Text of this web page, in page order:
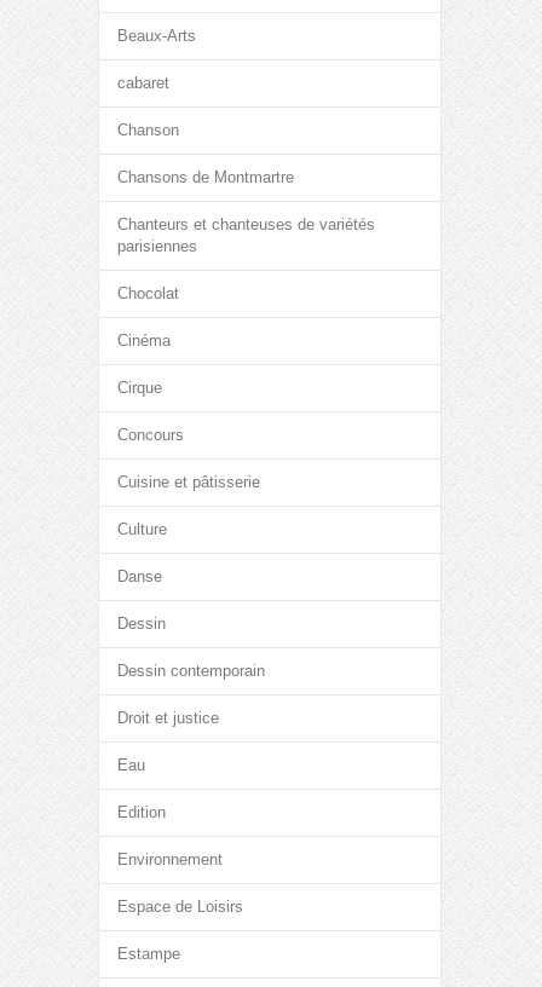
Beaux-Arts
cabaret
Chanson
Chansons de Montmartre
Chanteurs et chanteuses de variétés
parisiennes
Chocolat
Cinéma
Cirque
Concours
Cuisine et pâtisserie
Culture
Danse
Dessin
Dessin contemporain
Droit et justice
Eau
Edition
Environnement
Espace de Loisirs
Estampe